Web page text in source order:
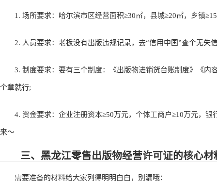
1. 场所要求：哈尔滨市区经营面积≥30㎡，县城≥20㎡，乡镇
2. 人员要求：老板没有出版违规记录，去“信用中国”查个无失
3. 制度要求：要有三个制度：《出版物进销货台账制度》《内
个章就行;
4. 资金要求：企业注册资本≥50万元，个体工商户≥10万元，银
来～
三、黑龙江零售出版物经营许可证的核心材
需要准备的材料给大家列得明明白白，别漏哦：